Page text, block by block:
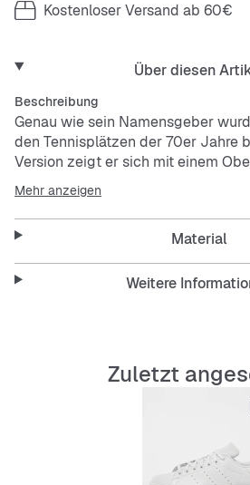
Kostenloser Versand ab 60€
Über diesen
Beschreibung
Genau wie sein Namensgeber
den Tennisplätzen der 70er Jahre
Version zeigt er sich mit einem
Leder ganz clean in Weiß. Natürlich
perforierten 3-Streifen und die
fehlen.
Mehr anzeigen
Material
Weitere
Zuletzt